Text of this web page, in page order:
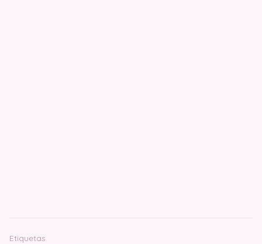
Etiquetas